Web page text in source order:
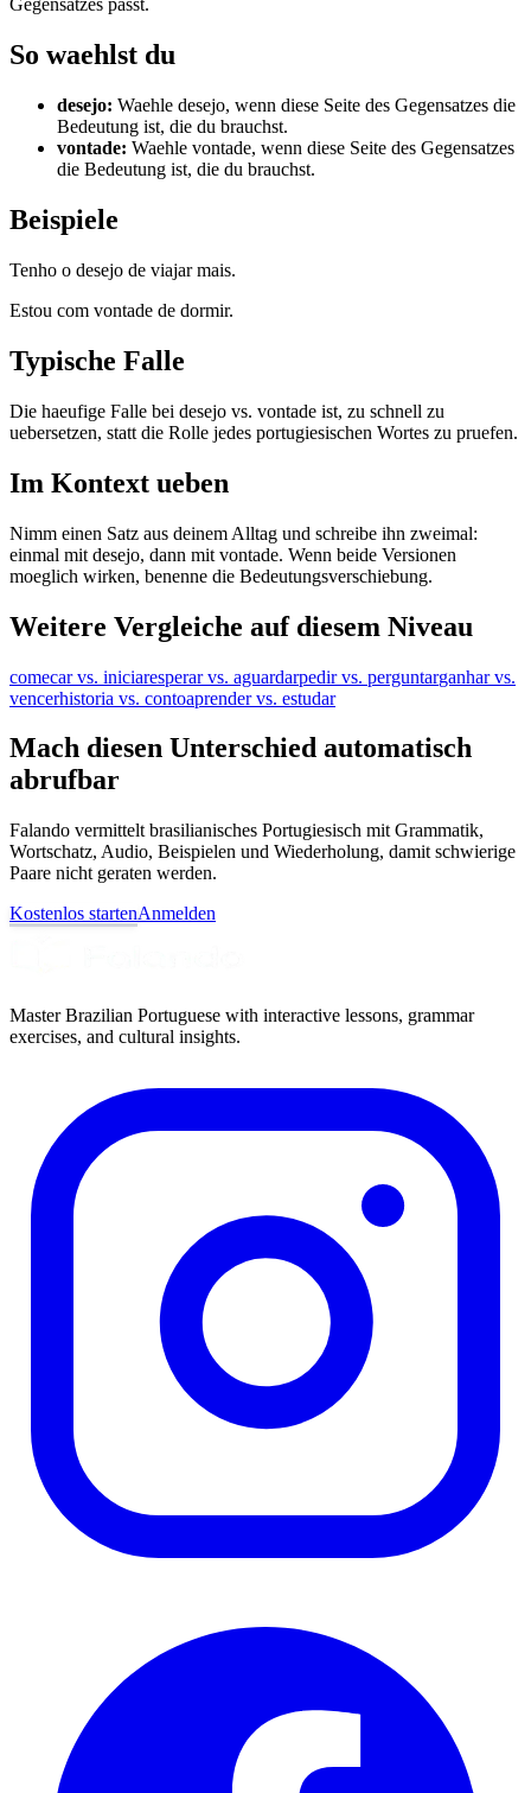
Gegensatzes passt.
So waehlst du
desejo: Waehle desejo, wenn diese Seite des Gegensatzes die
Bedeutung ist, die du brauchst.
vontade: Waehle vontade, wenn diese Seite des Gegensatzes
die Bedeutung ist, die du brauchst.
Beispiele
Tenho o desejo de viajar mais.
Estou com vontade de dormir.
Typische Falle
Die haeufige Falle bei desejo vs. vontade ist, zu schnell zu
uebersetzen, statt die Rolle jedes portugiesischen Wortes zu pruefen.
Im Kontext ueben
Nimm einen Satz aus deinem Alltag und schreibe ihn zweimal:
einmal mit desejo, dann mit vontade. Wenn beide Versionen
moeglich wirken, benenne die Bedeutungsverschiebung.
Weitere Vergleiche auf diesem Niveau
comecar vs. iniciaresperar vs. aguardarpedir vs. perguntarganhar vs.
vencerhistoria vs. contoaprender vs. estudar
Mach diesen Unterschied automatisch
abrufbar
Falando vermittelt brasilianisches Portugiesisch mit Grammatik,
Wortschatz, Audio, Beispielen und Wiederholung, damit schwierige
Paare nicht geraten werden.
Kostenlos startenAnmelden
Master Brazilian Portuguese with interactive lessons, grammar
exercises, and cultural insights.